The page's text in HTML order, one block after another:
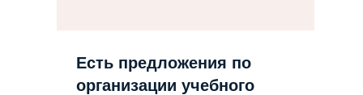
Есть предложения по
организации учебного